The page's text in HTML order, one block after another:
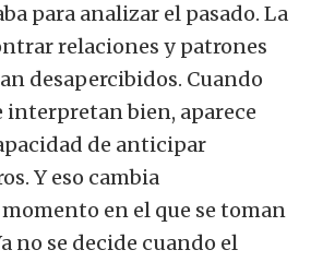
para analizar el pasado. La
relaciones y patrones
desapercibidos. Cuando
interpretan bien, aparece
de anticipar
Y eso cambia
en el que se toman
no se decide cuando el